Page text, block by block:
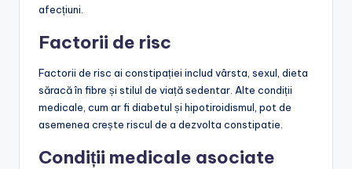
afecțiuni.
Factorii de risc
Factorii de risc ai constipației includ vârsta, sexul, dieta
săracă în fibre și stilul de viață sedentar. Alte condiții
medicale, cum ar fi diabetul și hipotiroidismul, pot de
asemenea crește riscul de a dezvolta constipatie.
Condiții medicale asociate